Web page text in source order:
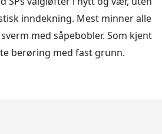
inndekning. Mest minner alle
med såpebobler. Som kjent
berøring med fast grunn.